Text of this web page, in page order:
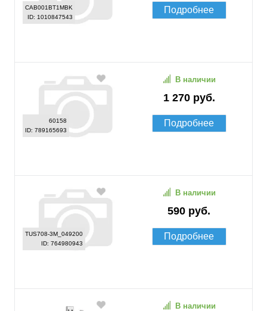
CAB001BT1MBK
ID: 1010847543
Подробнее
60158
ID: 789165693
1 270 руб.
В наличии
Подробнее
TUS708-3M_049200
ID: 764980943
590 руб.
В наличии
Подробнее
В наличии